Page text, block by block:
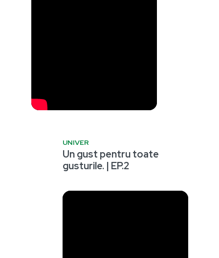
UNIVER
Un gust pentru toate
gusturile. | EP.2